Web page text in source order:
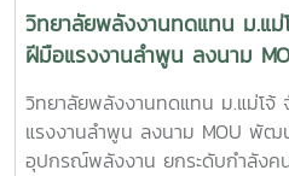
ถ่ายทอดเทคโนโลยี การเชื่อมโยง
สร้างโอกาสในการเพิ่มรายได้ให้แ
สำคัญภายในงาน ประกอบด้วย -
สม (Appropriate
สร้างและพัฒนานวัตกรชุมชนเพื่อ
การประยุกต์ใช้แพลตฟอร์ม
วิทยาลัยพลังงานทดแทน ม.แ
ฝีมือแรงงานลำพูน ลงนาม
มอาร์กโลหะอุปกรณ์พลังงาน
อุตสาหกรรมยุคใหม่
วิทยาลัยพลังงานทดแทน ม.แม่โ
แรงงานลำพูน ลงนาม MOU พัฒ
อุปกรณ์พลังงาน ยกระดับกำลังค